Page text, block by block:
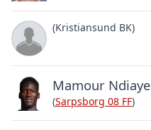
(Kristiansund BK)
Mamour Ndiaye
(Sarpsborg 08 FF)